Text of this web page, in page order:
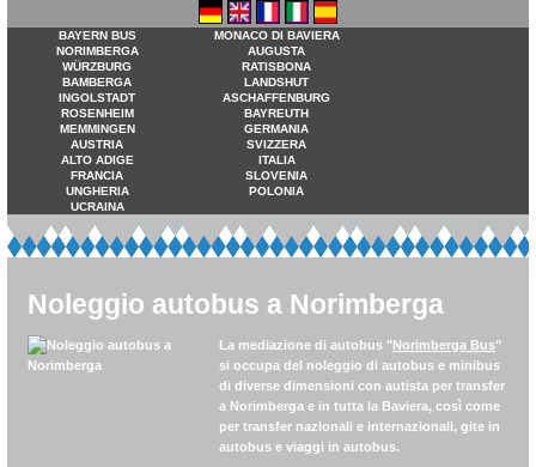
Noleggio autobus a Norimberga
La mediazione di autobus "Norimberga Bus"
si occupa del noleggio di autobus e minibus
di diverse dimensioni con autista per transfer
a Norimberga e in tutta la Baviera, così come
per transfer nazionali e internazionali, gite in
autobus e viaggi in autobus.
BAYERN BUS
MONACO DI BAVIERA
NORIMBERGA
AUGUSTA
WÜRZBURG
RATISBONA
BAMBERGA
LANDSHUT
INGOLSTADT
ASCHAFFENBURG
ROSENHEIM
BAYREUTH
MEMMINGEN
GERMANIA
AUSTRIA
SVIZZERA
ALTO ADIGE
ITALIA
FRANCIA
SLOVENIA
UNGHERIA
POLONIA
UCRAINA